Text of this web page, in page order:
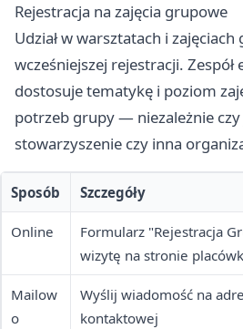
Rejestracja na zajęcia grupowe
Udział w warsztatach i
wcześniejszej rejestracji.
dostosuje tematykę i poziom
potrzeb grupy — niezależnie czy
stowarzyszenie czy inna
Sposób Szczegóły
Online
Formularz "Rejestracja
wizytę na stronie
Mailow
o
Wyślij wiadomość na
kontaktowej